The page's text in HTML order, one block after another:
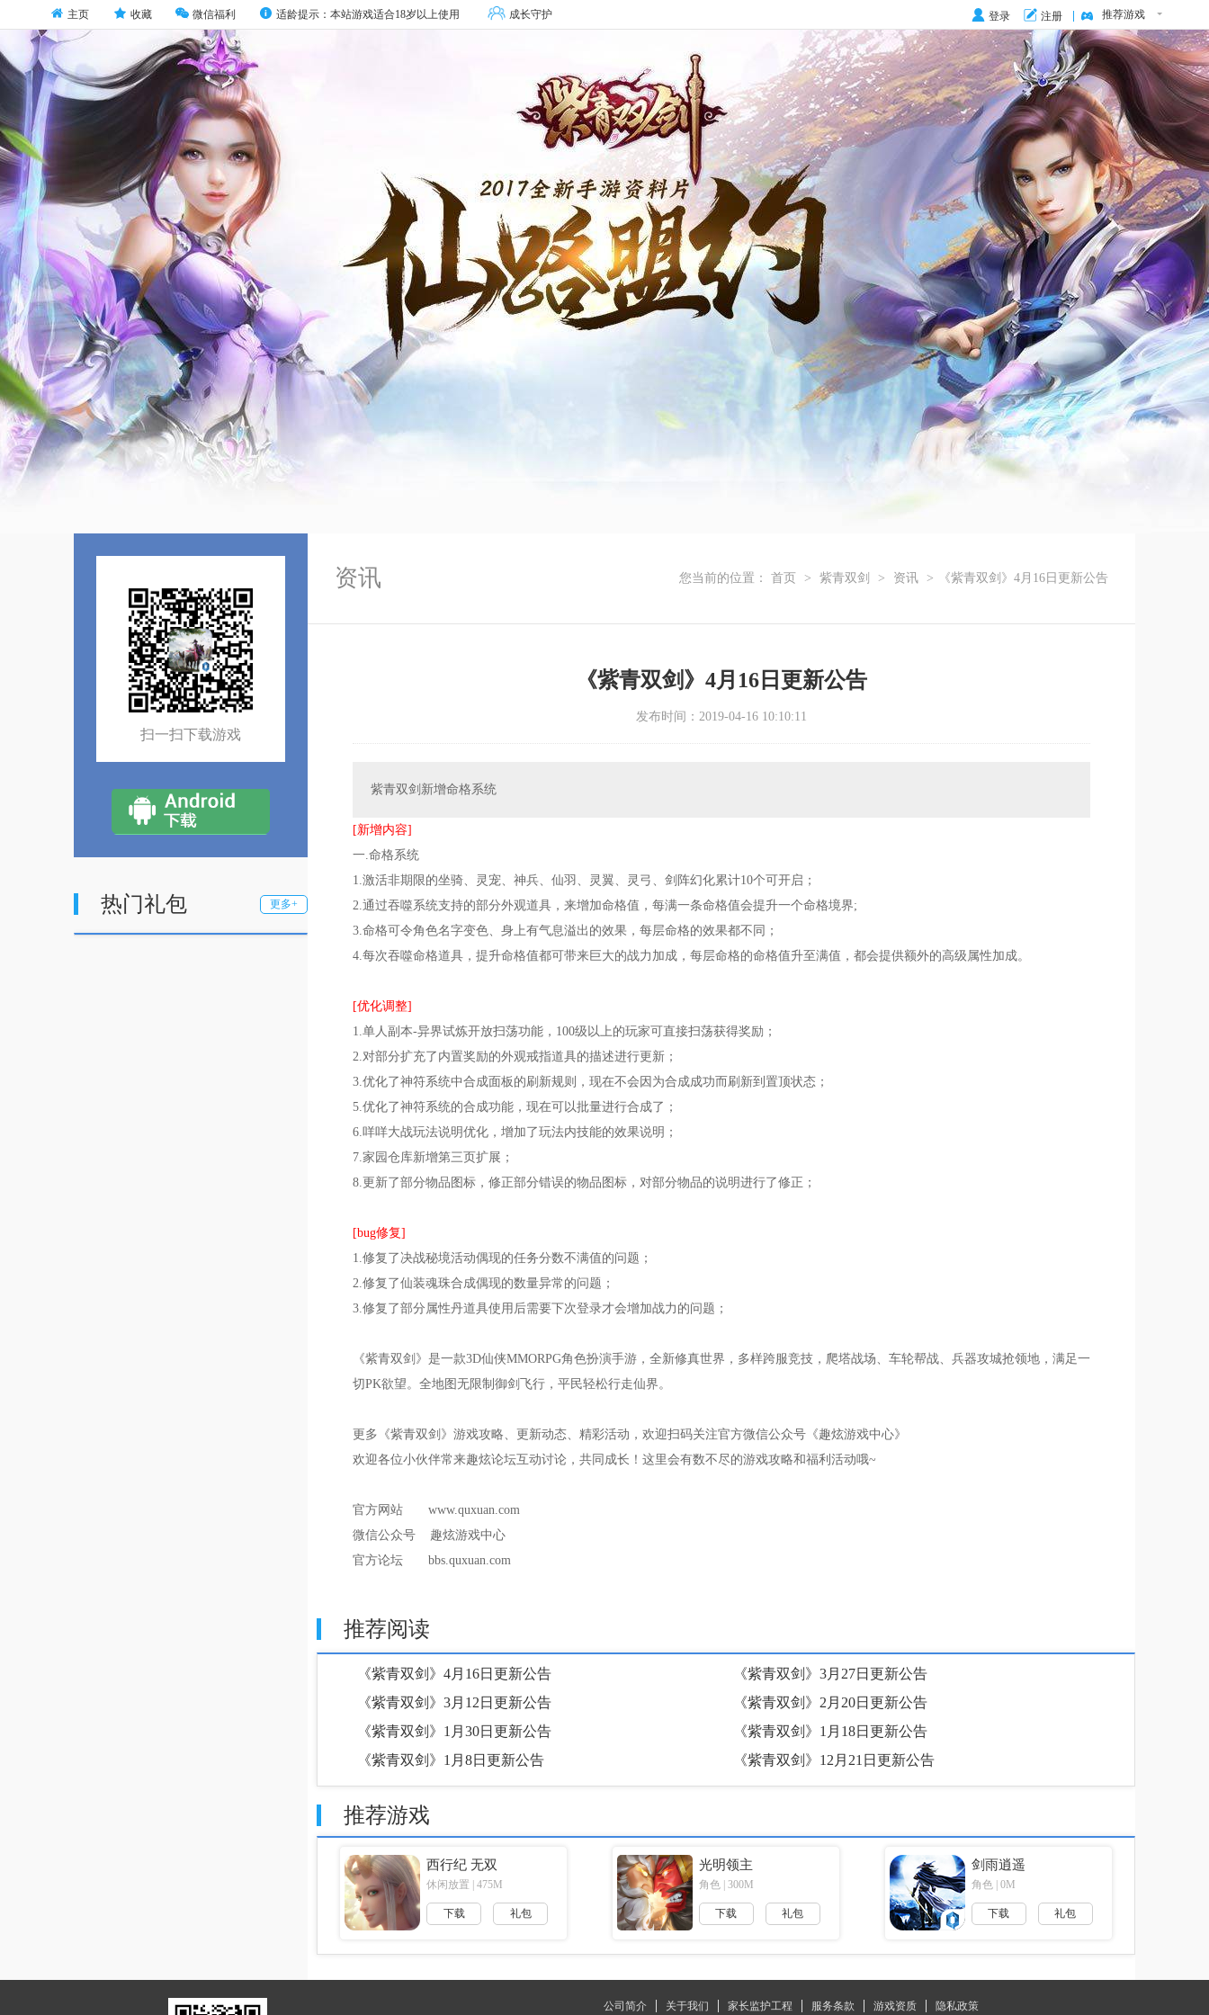
登录 注册 推荐游戏
主页 收藏 微信福利 适龄提示：本站游戏适合18岁以上使用 成长守护
扫一扫下载游戏
更多+
热门礼包
资讯 您当前的位置： 首页 > 紫青双剑 > 资讯 > 《紫青双剑》4月16日更新公告
《紫青双剑》4月16日更新公告
发布时间：2019-04-16 10:10:11
紫青双剑新增命格系统
[新增内容]
一.命格系统
1.激活非期限的坐骑、灵宠、神兵、仙羽、灵翼、灵弓、剑阵幻化累计10个可开启；
2.通过吞噬系统支持的部分外观道具，来增加命格值，每满一条命格值会提升一个命格境界;
3.命格可令角色名字变色、身上有气息溢出的效果，每层命格的效果都不同；
4.每次吞噬命格道具，提升命格值都可带来巨大的战力加成，每层命格的命格值升至满值，都会提供额外的高级属性加成。
[优化调整]
1.单人副本-异界试炼开放扫荡功能，100级以上的玩家可直接扫荡获得奖励；
2.对部分扩充了内置奖励的外观戒指道具的描述进行更新；
3.优化了神符系统中合成面板的刷新规则，现在不会因为合成成功而刷新到置顶状态；
5.优化了神符系统的合成功能，现在可以批量进行合成了；
6.咩咩大战玩法说明优化，增加了玩法内技能的效果说明；
7.家园仓库新增第三页扩展；
8.更新了部分物品图标，修正部分错误的物品图标，对部分物品的说明进行了修正；
[bug修复]
1.修复了决战秘境活动偶现的任务分数不满值的问题；
2.修复了仙装魂珠合成偶现的数量异常的问题；
3.修复了部分属性丹道具使用后需要下次登录才会增加战力的问题；
《紫青双剑》是一款3D仙侠MMORPG角色扮演手游，全新修真世界，多样跨服竞技，爬塔战场、车轮帮战、兵器攻城抢领地，满足一
切PK欲望。全地图无限制御剑飞行，平民轻松行走仙界。
更多《紫青双剑》游戏攻略、更新动态、精彩活动，欢迎扫码关注官方微信公众号《趣炫游戏中心》
欢迎各位小伙伴常来趣炫论坛互动讨论，共同成长！这里会有数不尽的游戏攻略和福利活动哦~
官方网站 www.quxuan.com
微信公众号 趣炫游戏中心
官方论坛 bbs.quxuan.com
推荐阅读
《紫青双剑》4月16日更新公告
《紫青双剑》3月27日更新公告
《紫青双剑》3月12日更新公告
《紫青双剑》2月20日更新公告
《紫青双剑》1月30日更新公告
《紫青双剑》1月18日更新公告
《紫青双剑》1月8日更新公告
《紫青双剑》12月21日更新公告
推荐游戏
西行纪 无双
休闲放置 | 475M
下载 礼包
光明领主
角色 | 300M
下载 礼包
剑雨逍遥
角色 | 0M
下载 礼包
公司简介 关于我们 家长监护工程 服务条款 游戏资质 隐私政策